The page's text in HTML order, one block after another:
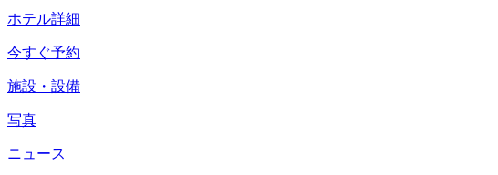
ホテル詳細
今すぐ予約
施設・設備
写真
ニュース